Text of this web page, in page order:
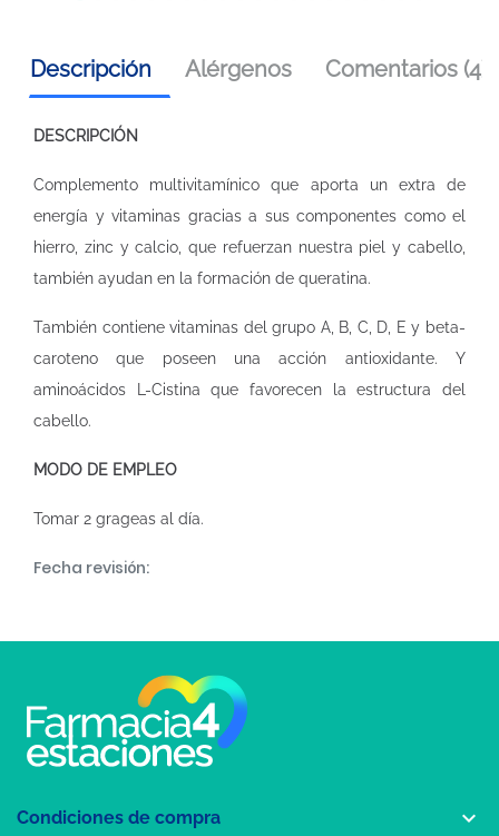
Descripción Alérgenos Comentarios (4)
DESCRIPCIÓN
Complemento multivitamínico que aporta un extra de
energía y vitaminas gracias a sus componentes como el
hierro, zinc y calcio, que refuerzan nuestra piel y cabello,
también ayudan en la formación de queratina.
También contiene vitaminas del grupo A, B, C, D, E y beta-
caroteno que poseen una acción antioxidante. Y
aminoácidos L-Cistina que favorecen la estructura del
cabello.
MODO DE EMPLEO
Tomar 2 grageas al día.
Fecha revisión:
Condiciones de compra 